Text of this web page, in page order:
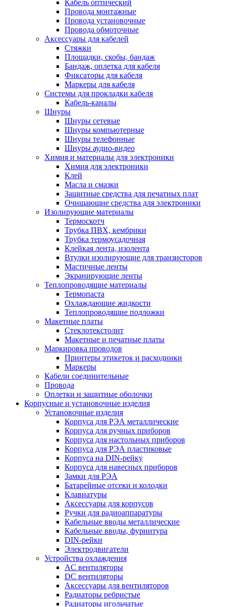
Кабель оптический
Провода монтажные
Провода установочные
Провода обмоточные
Аксессуары для кабелей
Стяжки
Площадки, скобы, бандаж
Бандаж, оплетка для кабеля
Фиксаторы для кабеля
Маркеры для кабеля
Системы для прокладки кабеля
Кабель-каналы
Шнуры
Шнуры сетевые
Шнуры компьютерные
Шнуры телефонные
Шнуры аудио-видео
Химия и материалы для электроники
Химия для электроники
Клей
Масла и смазки
Защитные средства для печатных плат
Очищающие средства для электроники
Изолирующие материалы
Термоскотч
Трубка ПВХ, кембрики
Трубка термоусадочная
Клейкая лента, изолента
Втулки изолирующие для транзисторов
Мастичные ленты
Экранирующие ленты
Теплопроводящие материалы
Термопаста
Охлаждающие жидкости
Теплопроводящие подложки
Макетные платы
Стеклотекстолит
Макетные и печатные платы
Маркировка проводов
Принтеры этикеток и расходники
Маркеры
Кабели соединительные
Провода
Оплетки и защитные оболочки
Корпусные и установочные изделия
Установочные изделия
Корпуса для РЭА металлические
Корпуса для ручных приборов
Корпуса для настольных приборов
Корпуса для РЭА пластиковые
Корпуса на DIN-рейку
Корпуса для навесных приборов
Замки для РЭА
Батарейные отсеки и колодки
Клавиатуры
Аксессуары для корпусов
Ручки для радиоаппаратуры
Кабельные вводы металлические
Кабельные вводы, фурнитура
DIN-рейки
Электродвигатели
Устройства охлаждения
AC вентиляторы
DC вентиляторы
Аксессуары для вентиляторов
Радиаторы ребристые
Радиаторы игольчатые